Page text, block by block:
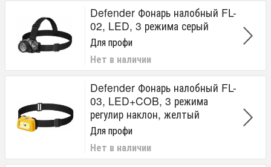
Defender Фонарь налобный FL-
02, LED, 3 режима серый
Для профи
Нет в наличии
Defender Фонарь налобный FL-
03, LED+COB, 3 режима
регулир наклон, желтый
Для профи
Нет в наличии